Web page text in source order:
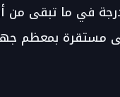
ما بين 17 و 24 درجة
مستقرة بمعظم